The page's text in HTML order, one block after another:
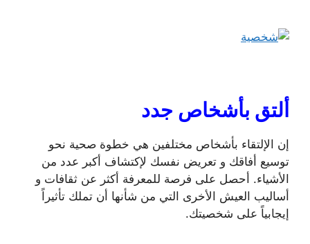
ألتق بأشخاص جدد
إن الإلتقاء بأشخاص مختلفين هي خطوة صحية نحو
توسيع أفاقك و تعريض نفسك لإكتشاف أكبر عدد من
الأشياء. أحصل على فرصة للمعرفة أكثر عن ثقافات و
أساليب العيش الأخرى التي من شأنها أن تملك تأثيراً
إيجابياً على شخصيتك.